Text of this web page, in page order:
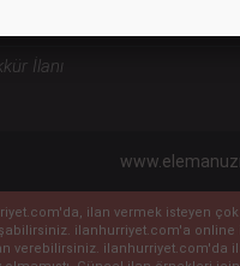
İlanı
ilan vermek isteyen çok
ilanhurriyet.com'a
verebilirsiniz.